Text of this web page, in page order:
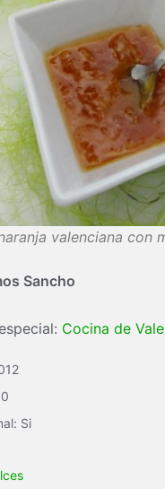
valenciana con
Sancho
Cocina de
Si